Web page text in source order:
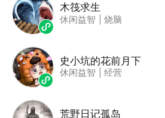
木筏求生
休闲益智 烧脑
史小坑的花前月下
休闲益智 经营
荒野日记孤岛